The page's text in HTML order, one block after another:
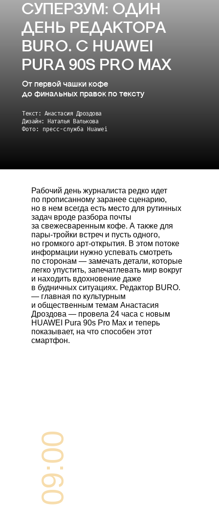
СУПЕРЗУМ: ОДИН
ДЕНЬ РЕДАКТОРА
BURO. С HUAWEI
PURA 90S PRO MAX
От первой чашки кофе
до финальных правок по тексту
Текст: Анастасия Дроздова
Дизайн: Наталья Валькова
Фото: пресс-служба Huawei
Рабочий день журналиста редко идет
по прописанному заранее сценарию,
но в нем всегда есть место для рутинных
задач вроде разбора почты
за свежесваренным кофе. А также для
пары-тройки встреч и пусть одного,
но громкого арт-открытия. В этом потоке
информации нужно успевать смотреть
по сторонам — замечать детали, которые
легко упустить, запечатлевать мир вокруг
и находить вдохновение даже
в будничных ситуациях. Редактор BURO.
— главная по культурным
и общественным темам Анастасия
Дроздова — провела 24 часа с новым
HUAWEI Pura 90s Pro Max и теперь
показывает, на что способен этот
смартфон.
09:00